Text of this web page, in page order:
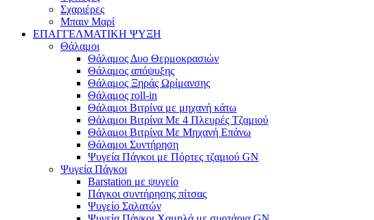
Σχαριέρες
Μπαιν Μαρί
ΕΠΑΓΓΕΛΜΑΤΙΚΗ ΨΥΞΗ
Θάλαμοι
Θάλαμος Δυο Θερμοκρασιών
Θάλαμος απόψυξης
Θάλαμος Ξηράς Ωρίμανσης
Θάλαμος roll-in
Θάλαμοι Βιτρίνα με μηχανή κάτω
Θάλαμοι Βιτρίνα Με 4 Πλευρές Τζαμιού
Θάλαμοι Βιτρίνα Με Μηχανή Επάνω
Θάλαμοι Συντήρηση
Ψυγεία Πάγκοι με Πόρτες τζαμιού GN
Ψυγεία Πάγκοι
Barstation με ψυγείο
Πάγκοι συντήρησης πίτσας
Ψυγείο Σαλατών